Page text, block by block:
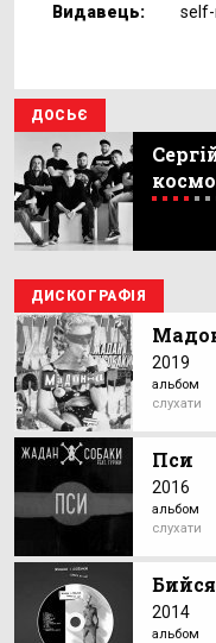
Видавець: self-
ДОСЬЄ
ДИСКОГРАФІЯ
2019
альбом
слухати
Пси
2016
альбом
слухати
Бийся
2014
альбом